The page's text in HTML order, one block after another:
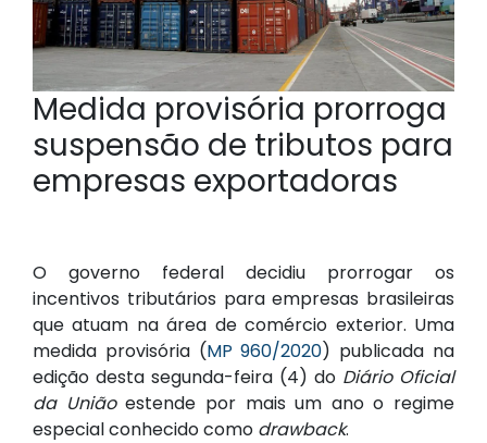
Medida provisória prorroga
suspensão de tributos para
empresas exportadoras
O governo federal decidiu prorrogar os
incentivos tributários para empresas brasileiras
que atuam na área de comércio exterior. Uma
medida provisória (MP 960/2020) publicada na
edição desta segunda-feira (4) do Diário Oficial
da Uniãoestende por mais um ano o regime
especial conhecido como drawback.